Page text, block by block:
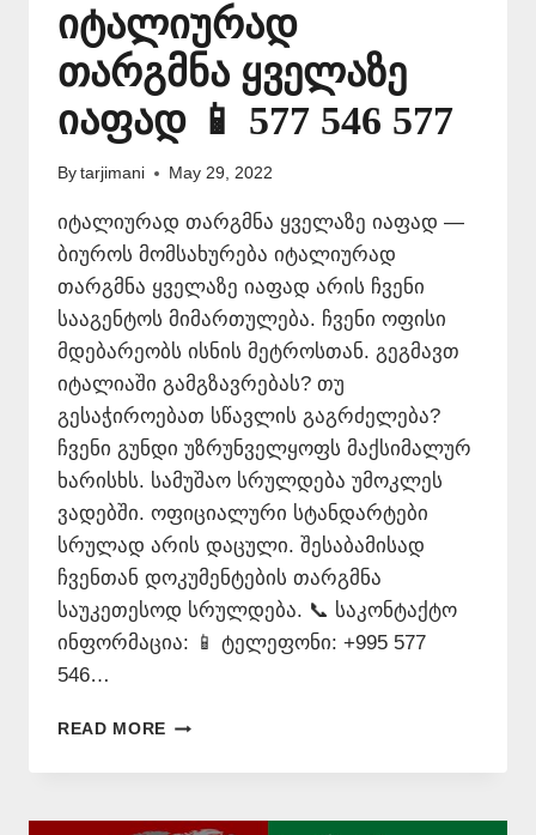
იტალიურად
თარგმნა ყველაზე
იაფად 📱 577 546 577
By tarjimani May 29, 2022
იტალიურად თარგმნა ყველაზე იაფად —
ბიუროს მომსახურება იტალიურად
თარგმნა ყველაზე იაფად არის ჩვენი
სააგენტოს მიმართულება. ჩვენი ოფისი
მდებარეობს ისნის მეტროსთან. გეგმავთ
იტალიაში გამგზავრებას? თუ
გესაჭიროებათ სწავლის გაგრძელება?
ჩვენი გუნდი უზრუნველყოფს მაქსიმალურ
ხარისხს. სამუშაო სრულდება უმოკლეს
ვადებში. ოფიციალური სტანდარტები
სრულად არის დაცული. შესაბამისად
ჩვენთან დოკუმენტების თარგმნა
საუკეთესოდ სრულდება. 📞 საკონტაქტო
ინფორმაცია: 📱 ტელეფონი: +995 577
546…
READ MORE ᲘᲢᲐᲚᲘᲣᲠᲐᲓ
ᲧᲕᲔᲚᲐᲖᲔ
📱